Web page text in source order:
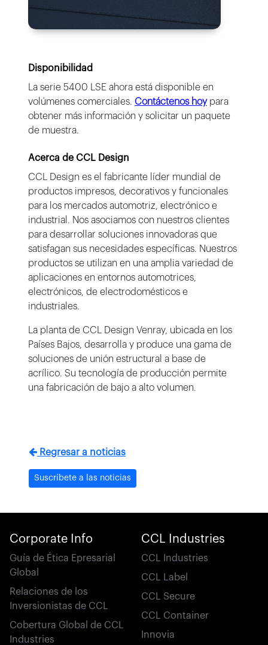
Disponibilidad
La serie 5400 LSE ahora está disponible en
volúmenes comerciales. Contáctenos hoypara
obtener más información y solicitar un paquete
de muestra.
Acerca de CCL Design
CCL Design es el fabricante líder mundial de
productos impresos, decorativos y funcionales
para los mercados automotriz, electrónico e
industrial. Nos asociamos con nuestros clientes
para desarrollar soluciones innovadoras que
satisfagan sus necesidades específicas. Nuestros
productos se utilizan en una amplia variedad de
aplicaciones en entornos automotrices,
electrónicos, de electrodomésticos e
industriales.
La planta de CCL Design Venray, ubicada en los
Países Bajos, desarrolla y produce una gama de
soluciones de unión estructural a base de
acrílico. Su tecnología de producción permite
una fabricación de bajo a alto volumen.
Regresar a noticias
Suscríbete a las noticias
Corporate Info
Guía de Ética Epresarial
Global
Relaciones de los
Inversionistas de CCL
Cobertura Global de CCL
Industries
CCL Industries
CCL Industries
CCL Label
CCL Secure
CCL Container
Innovia